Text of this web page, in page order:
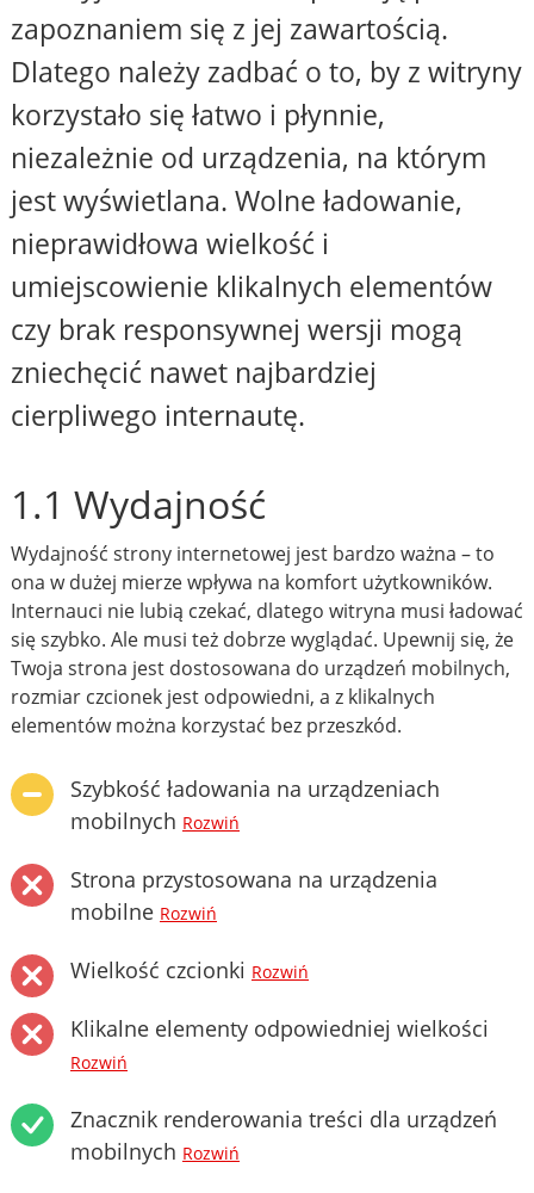
zapoznaniem się z jej zawartością.
Dlatego należy zadbać o to, by z witryny
korzystało się łatwo i płynnie,
niezależnie od urządzenia, na którym
jest wyświetlana. Wolne ładowanie,
nieprawidłowa wielkość i
umiejscowienie klikalnych elementów
czy brak responsywnej wersji mogą
zniechęcić nawet najbardziej
cierpliwego internautę.
1.1 Wydajność
Wydajność strony internetowej jest bardzo ważna – to
ona w dużej mierze wpływa na komfort użytkowników.
Internauci nie lubią czekać, dlatego witryna musi ładować
się szybko. Ale musi też dobrze wyglądać. Upewnij się, że
Twoja strona jest dostosowana do urządzeń mobilnych,
rozmiar czcionek jest odpowiedni, a z klikalnych
elementów można korzystać bez przeszkód.
Szybkość ładowania na urządzeniach
mobilnych Rozwiń
Strona przystosowana na urządzenia
mobilne Rozwiń
Wielkość czcionki Rozwiń
Klikalne elementy odpowiedniej wielkości
Rozwiń
Znacznik renderowania treści dla urządzeń
mobilnych Rozwiń